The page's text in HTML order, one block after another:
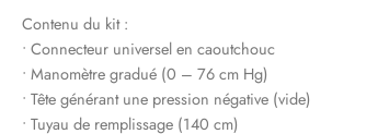
Contenu du kit :
• Connecteur universel en caoutchouc
• Manomètre gradué (0 – 76 cm Hg)
• Tête générant une pression négative (vide)
• Tuyau de remplissage (140 cm)